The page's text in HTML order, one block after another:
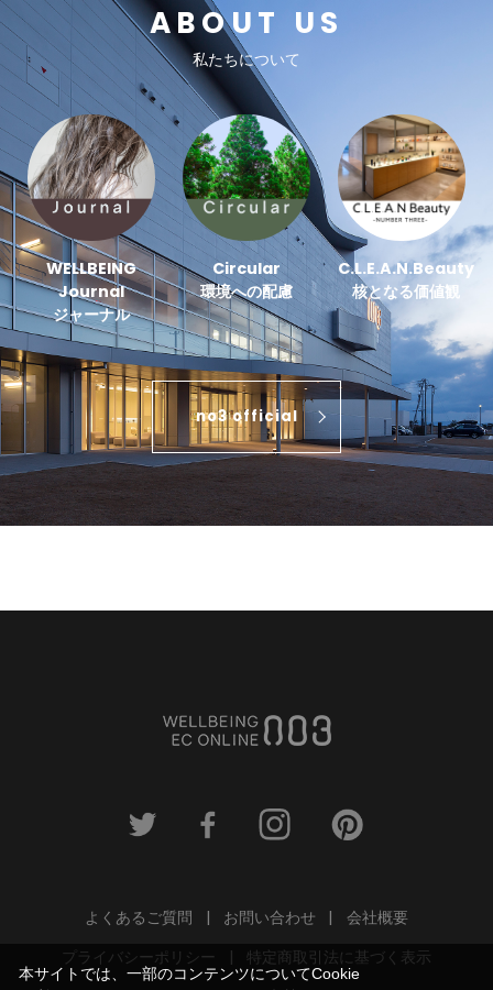
ABOUT US
私たちについて
WELLBEING
Journal
ジャーナル
Circular
環境への配慮
C.L.E.A.N.Beauty
核となる価値観
no3 official
よくあるご質問 お問い合わせ
会社概要
プライバシーポリシー
特定商取引法に基づく表示
本サイトでは、一部のコンテンツについてCookie